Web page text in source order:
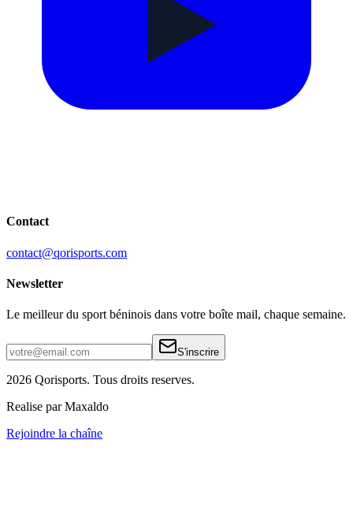
Contact
contact@qorisports.com
Newsletter
Le meilleur du sport béninois dans votre boîte mail, chaque semaine.
S'inscrire
2026 Qorisports. Tous droits reserves.
Realise par Maxaldo
Rejoindre la chaîne